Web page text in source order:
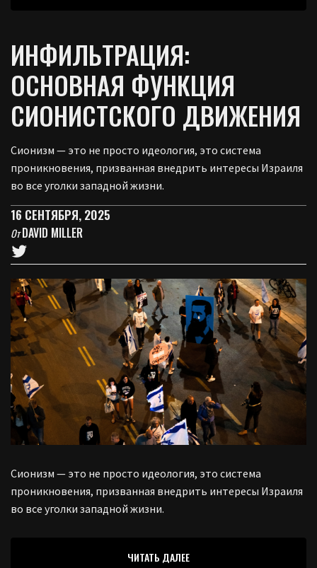
ИНФИЛЬТРАЦИЯ:
ОСНОВНАЯ ФУНКЦИЯ
СИОНИСТСКОГО ДВИЖЕНИЯ
Сионизм — это не просто идеология, это система
проникновения, призванная внедрить интересы Израиля
во все уголки западной жизни.
16 СЕНТЯБРЯ, 2025
ОтDAVID MILLER
Сионизм — это не просто идеология, это система
проникновения, призванная внедрить интересы Израиля
во все уголки западной жизни.
ЧИТАТЬ ДАЛЕЕ